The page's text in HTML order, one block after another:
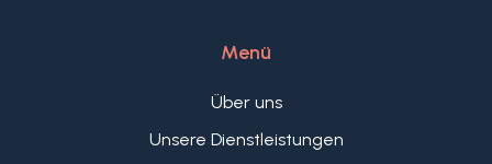
Menü
Über uns
Unsere Dienstleistungen